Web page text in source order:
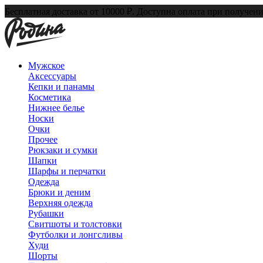
Бесплатная доставка от 10000 ₽. Доступна оплата при
Мужское
Аксессуары
Кепки и панамы
Косметика
Нижнее белье
Носки
Очки
Прочее
Рюкзаки и сумки
Шапки
Шарфы и перчатки
Одежда
Брюки и деним
Верхняя одежда
Рубашки
Свитшоты и толстовки
Футболки и лонгсливы
Худи
Шорты